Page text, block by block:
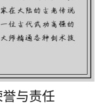
与责任